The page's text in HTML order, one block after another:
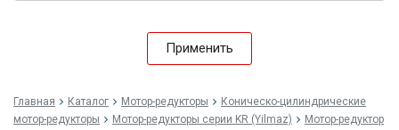
Применить
Главная Каталог Мотор-редукторы
Коническо-цилиндрические
мотор-редукторы
Мотор-редукторы серии KR (Yilmaz)
Мотор-редуктор